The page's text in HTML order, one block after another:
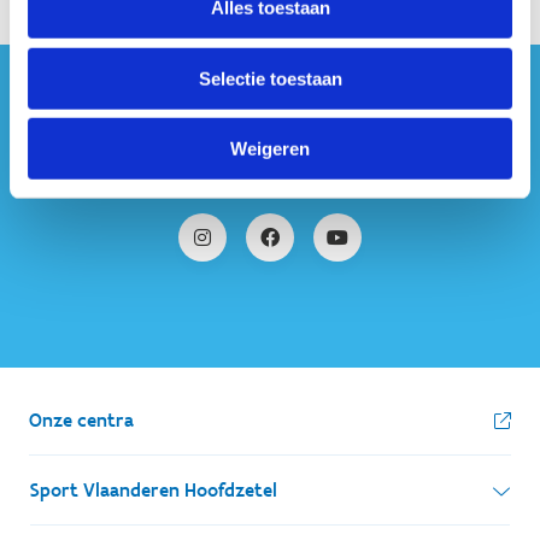
Alles toestaan
Selectie toestaan
Weigeren
#sportersbelevenmeer
ook op sociale media
Onze centra
Sport Vlaanderen Hoofdzetel